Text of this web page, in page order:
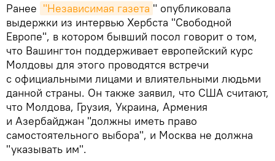
Ранее "Независимая газета " опубликовала
выдержки из интервью Хербста "Свободной
Европе", в котором бывший посол говорит о том,
что Вашингтон поддерживает европейский курс
Молдовы для этого проводятся встречи
с официальными лицами и влиятельными людьми
данной страны. Он также заявил, что США считают,
что Молдова, Грузия, Украина, Армения
и Азербайджан "должны иметь право
самостоятельного выбора", и Москва не должна
"указывать им".